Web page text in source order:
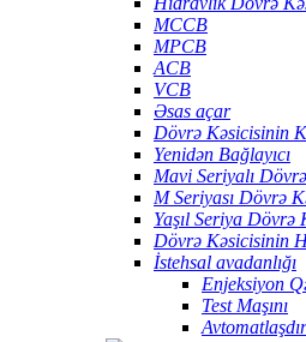
MCCB
MPCB
ACB
VCB
Əsas açar
Dövrə Kəsicisinin
Yenidən Bağlayıcı
Mavi Seriyalı
M Seriyası Dövrə
Yaşıl Seriya Dövrə
Dövrə Kəsicisinin
İstehsal avadanlığı
Enjeksiyon
Test Maşını